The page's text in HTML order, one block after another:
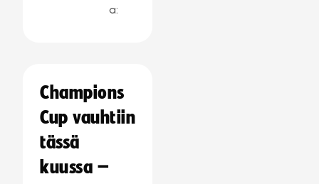
a:
Champions
Cup vauhtiin
tässä
kuussa –